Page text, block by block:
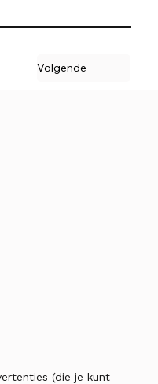
Volgende
(die je kunt